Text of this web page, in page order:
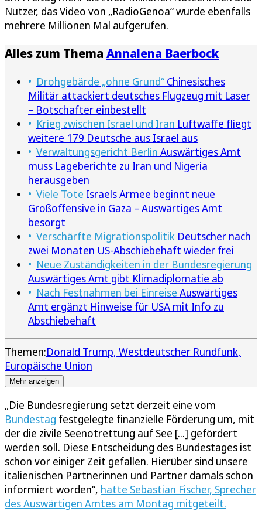
Nutzer, das Video von „RadioGenoa“ wurde ebenfalls
mehrere Millionen Mal aufgerufen.
Alles zum Thema Annalena Baerbock
Drohgebärde „ohne Grund“ Chinesisches
Militär attackiert deutsches Flugzeug mit Laser
– Botschafter einbestellt
Krieg zwischen Israel und Iran Luftwaffe fliegt
weitere 179 Deutsche aus Israel aus
Verwaltungsgericht Berlin Auswärtiges Amt
muss Lageberichte zu Iran und Nigeria
herausgeben
Viele Tote Israels Armee beginnt neue
Großoffensive in Gaza – Auswärtiges Amt
besorgt
Verschärfte Migrationspolitik Deutscher nach
zwei Monaten US-Abschiebehaft wieder frei
Neue Zuständigkeiten in der Bundesregierung
Auswärtiges Amt gibt Klimadiplomatie ab
Nach Festnahmen bei Einreise Auswärtiges
Amt ergänzt Hinweise für USA mit Info zu
Abschiebehaft
Themen:Donald Trump Westdeutscher Rundfunk
Europäische Union
Mehr anzeigen
„Die Bundesregierung setzt derzeit eine vom
Bundestag festgelegte finanzielle Förderung um, mit
der die zivile Seenotrettung auf See [...] gefördert
werden soll. Diese Entscheidung des Bundestages ist
schon vor einiger Zeit gefallen. Hierüber sind unsere
italienischen Partnerinnen und Partner damals schon
informiert worden“, hatte Sebastian Fischer, Sprecher
des Auswärtigen Amtes am Montag mitgeteilt.